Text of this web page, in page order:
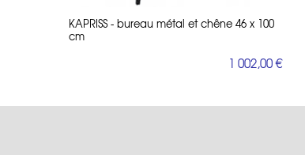
KAPRISS - bureau métal et chêne 46 x 100
cm
1 002,00 €